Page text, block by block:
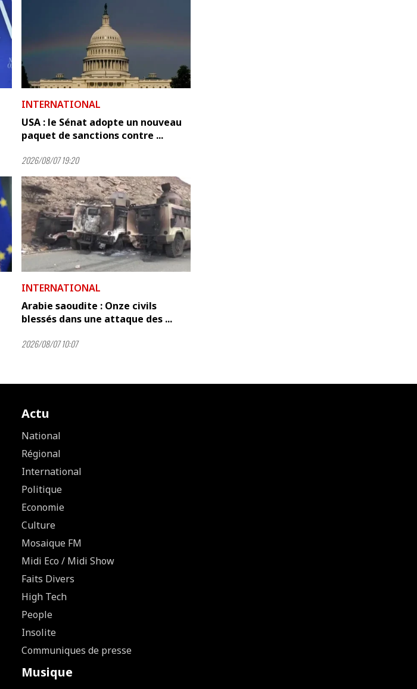
INTERNATIONAL
USA : le Sénat adopte un nouveau
paquet de sanctions contre ...
2026/08/07 19:20
INTERNATIONAL
Arabie saoudite : Onze civils
blessés dans une attaque des ...
2026/08/07 10:07
Actu
National
Régional
International
Politique
Economie
Culture
Mosaique FM
Midi Eco / Midi Show
Faits Divers
High Tech
People
Insolite
Communiques de presse
Musique